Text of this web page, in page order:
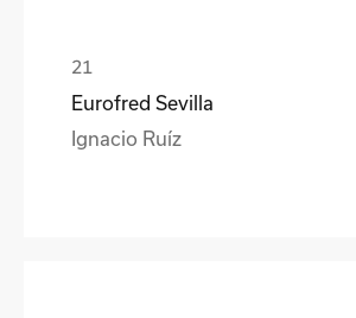
Eurofred Sevilla
Ignacio Ruíz